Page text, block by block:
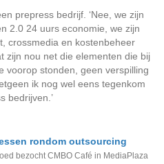
prepress bedrijf. ‘Nee, we zijn
2.0 24 uurs economie, we zijn
crossmedia en kostenbeheer
zijn nou net die elementen die bij
voorop stonden, geen verspilling
ik nog wel eens tegenkom
bedrijven.’
rondom outsourcing
bezocht CMBO Café in MediaPlaza